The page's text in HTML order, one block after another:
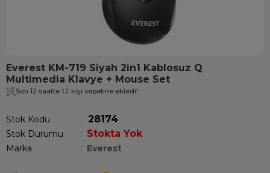
Everest KM-719 Siyah 2in1 Kablosuz Q
Multimedia Klavye + Mouse Set
Son 12 saatte 12 kişi sepetine ekledi!
Stok Kodu 28174
Stok Durumu : Stokta Yok
Marka : Everest